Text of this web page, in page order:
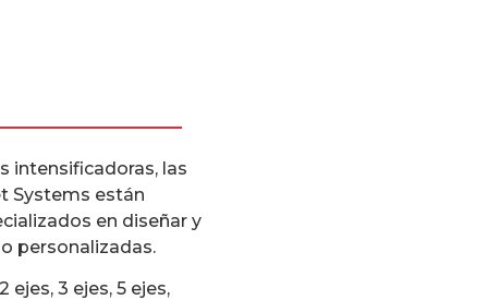
intensificadoras, las
Systems están
en diseñar y
personalizadas.
3 ejes, 5 ejes,